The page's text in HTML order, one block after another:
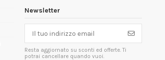
Newsletter
Resta aggiornato su sconti ed offerte. Ti
potrai cancellare quando vuoi.